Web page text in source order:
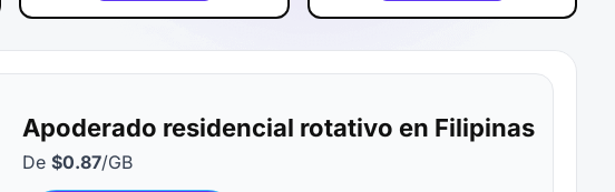
Apoderado residencial rotativo en Filipinas
De $0.87/GB